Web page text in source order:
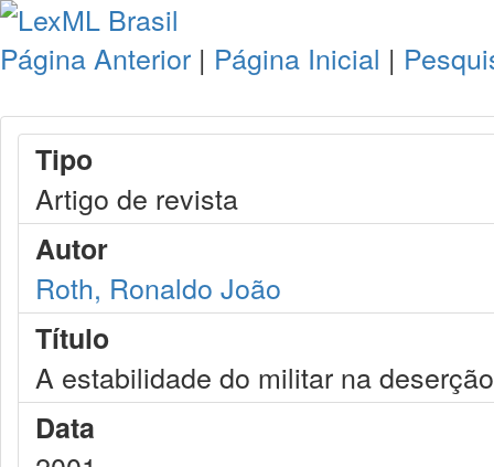
Página Anterior | Página Inicial |
Tipo
Artigo de revista
Autor
Roth, Ronaldo João
Título
A estabilidade do militar na deserção
Data